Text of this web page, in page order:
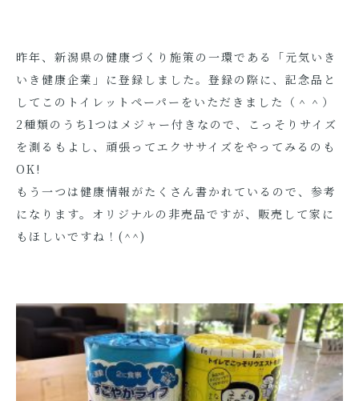
昨年、新潟県の健康づくり施策の一環である「元気いき
いき健康企業」に登録しました。登録の際に、記念品と
してこのトイレットペーパーをいただきました（＾＾）
2種類のうち1つはメジャー付きなので、こっそりサイズ
を測るもよし、頑張ってエクササイズをやってみるのも
OK!
もう一つは健康情報がたくさん書かれているので、参考
になります。オリジナルの非売品ですが、販売して家に
もほしいですね！(^^)